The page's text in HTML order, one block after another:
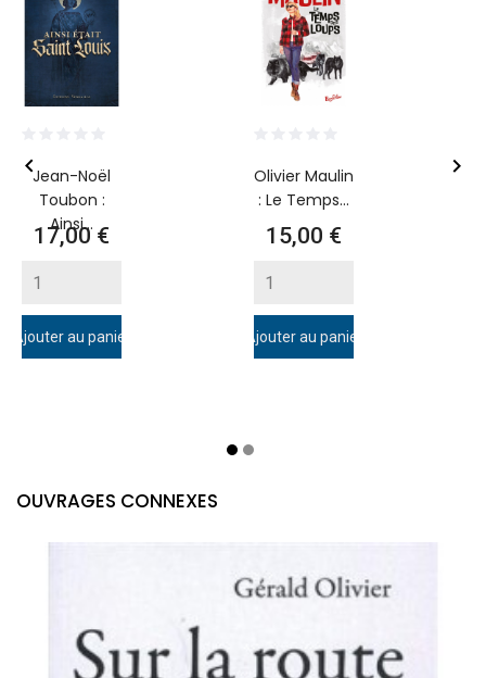
Jean-Noël
Toubon :
Ainsi...
Prix
17,00 €
Ajouter au panier
Olivier Maulin
: Le Temps...
Prix
15,00 €
Ajouter au panier
 
OUVRAGES CONNEXES